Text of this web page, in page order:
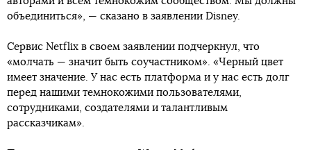
объединиться», — сказано в заявлении Disney.
Cервис Netflix в своем заявлении подчеркнул, что
«молчать — значит быть соучастником». «Черный цвет
имеет значение. У нас есть платформа и у нас есть долг
перед нашими темнокожими пользователями,
сотрудниками, создателями и талантливым
рассказчикам».